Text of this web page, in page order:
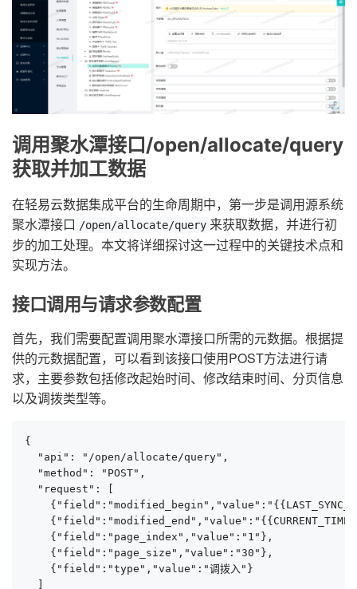
调用聚水潭接口/open/allocate/query
获取并加工数据
在轻易云数据集成平台的生命周期中，第一步是调用源系统
聚水潭接口 /open/allocate/query 来获取数据，并进行初
步的加工处理。本文将详细探讨这一过程中的关键技术点和
实现方法。
接口调用与请求参数配置
首先，我们需要配置调用聚水潭接口所需的元数据。根据提
供的元数据配置，可以看到该接口使用POST方法进行请
求，主要参数包括修改起始时间、修改结束时间、分页信息
以及调拨类型等。
{
  "api": "/open/allocate/query",
  "method": "POST",
  "request": [
    {"field":"page_index","value":"1"},
    {"field":"page_size","value":"30"},
    {"field":"type","value":"调拨入"}